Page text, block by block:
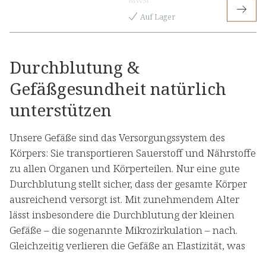
Auf Lager
Durchblutung &
Gefäßgesundheit natürlich
unterstützen
Unsere Gefäße sind das Versorgungssystem des
Körpers: Sie transportieren Sauerstoff und Nährstoffe
zu allen Organen und Körperteilen. Nur eine gute
Durchblutung stellt sicher, dass der gesamte Körper
ausreichend versorgt ist. Mit zunehmendem Alter
lässt insbesondere die Durchblutung der kleinen
Gefäße – die sogenannte Mikrozirkulation – nach.
Gleichzeitig verlieren die Gefäße an Elastizität, was